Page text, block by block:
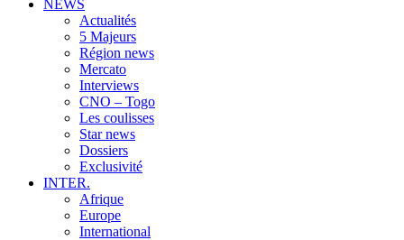
NEWS
Actualités
5 Majeurs
Région news
Mercato
Interviews
CNO – Togo
Les coulisses
Star news
Dossiers
Exclusivité
INTER.
Afrique
Europe
International